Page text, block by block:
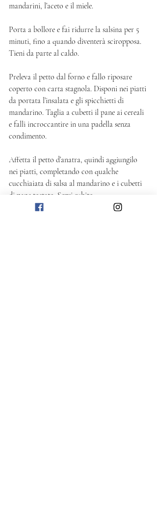
mandarini, l’aceto e il miele.
Porta a bollore e fai ridurre la salsina per 5
minuti, fino a quando diventerà sciropposa.
Tieni da parte al caldo.
Preleva il petto dal forno e fallo riposare
coperto con carta stagnola. Disponi nei piatti
da portata l’insalata e gli spicchietti di
mandarino. Taglia a cubetti il pane ai cereali
e falli incroccantire in una padella senza
condimento.
Affetta il petto d’anatra, quindi aggiungilo
nei piatti, completando con qualche
cucchiaiata di salsa al mandarino e i cubetti
di pane tostato. Servi subito.